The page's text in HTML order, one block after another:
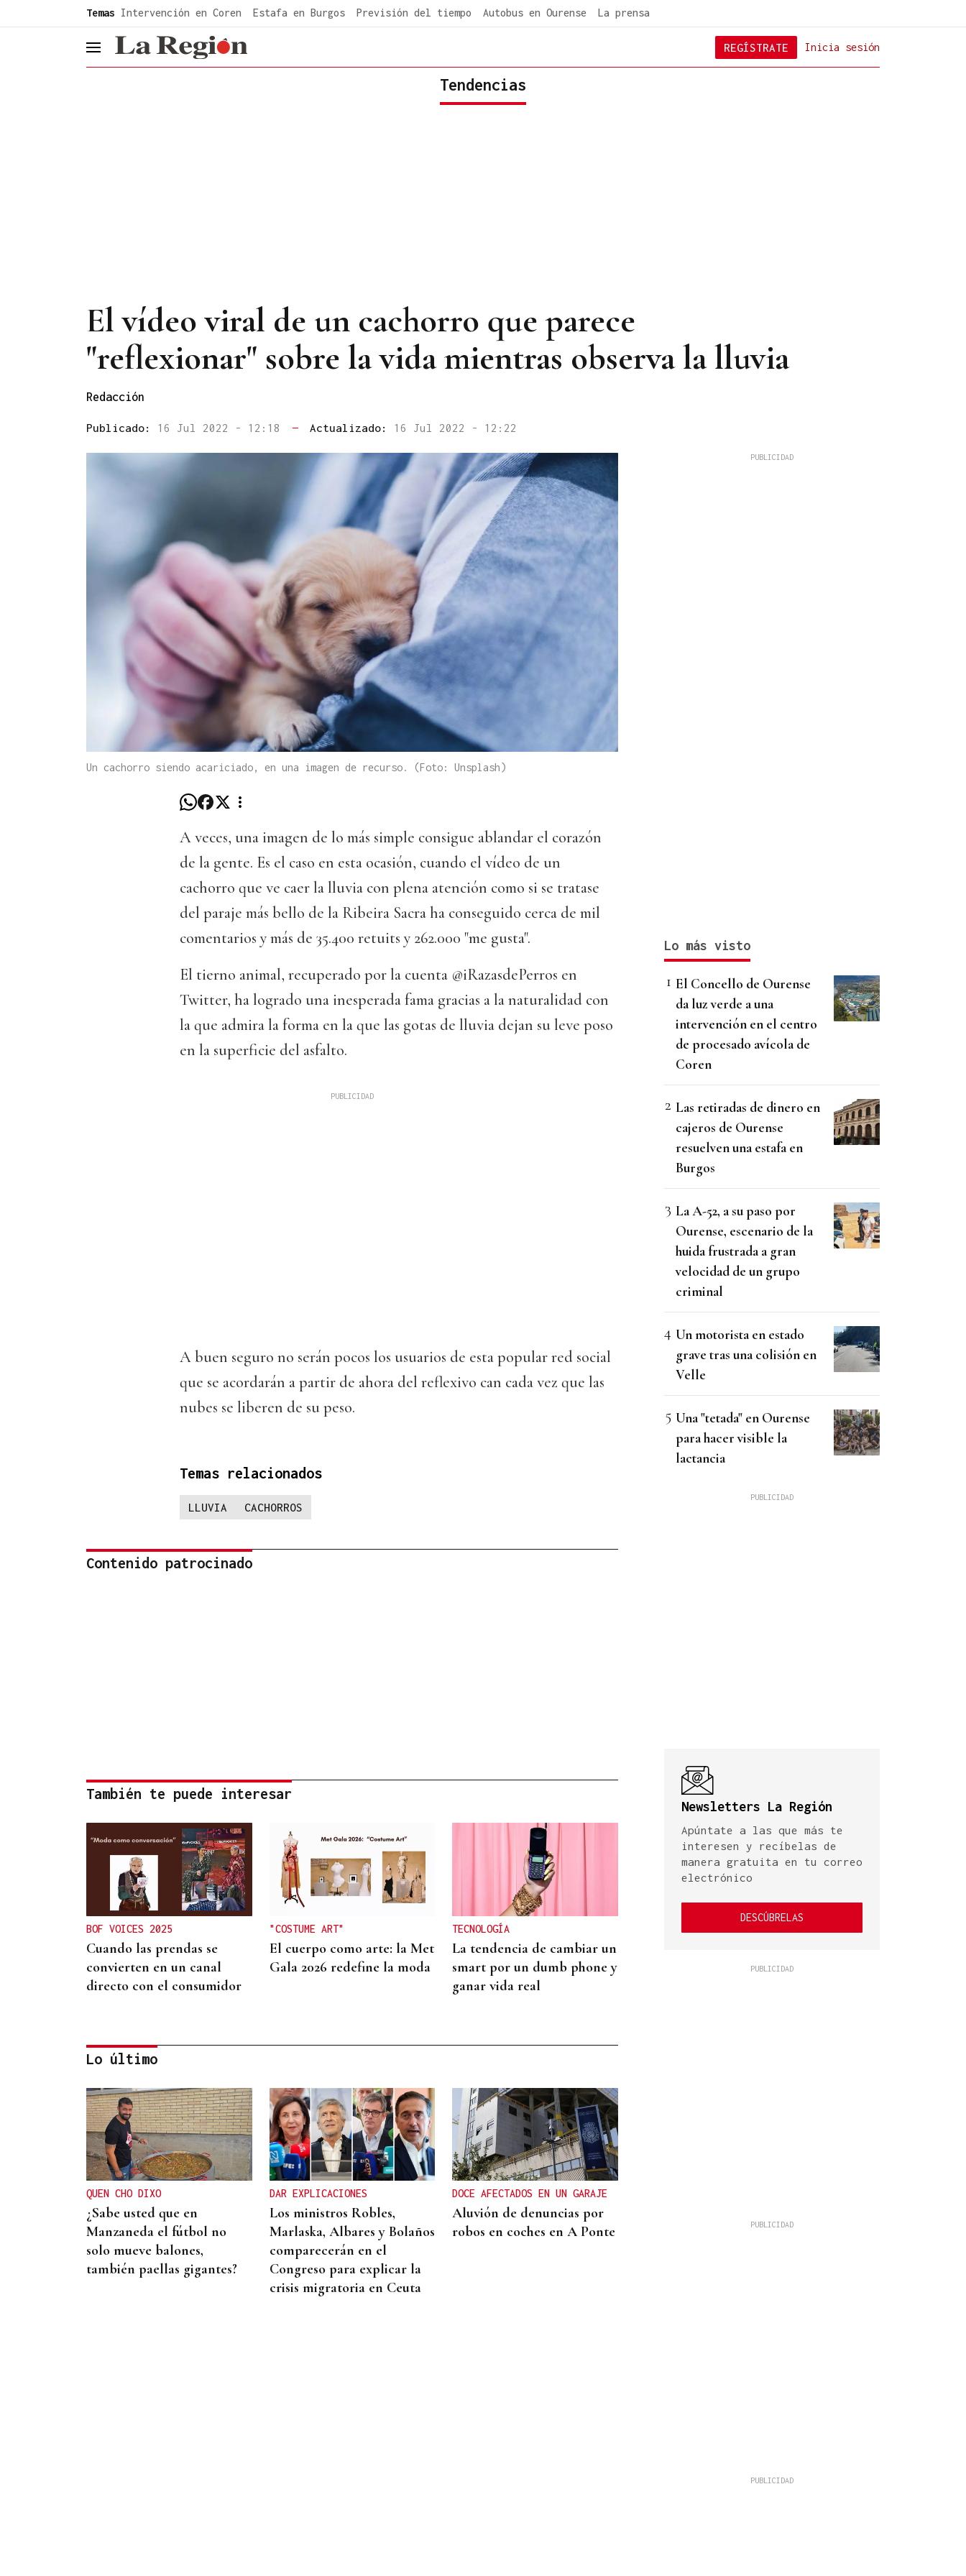
Temas Intervención en Coren Estafa en Burgos Previsión del tiempo Autobus en Ourense La prensa
header.menu.open Inicia sesión
REGÍSTRATE
Tendencias
El vídeo viral de un cachorro que parece
"reflexionar" sobre la vida mientras observa la lluvia
Redacción
Publicado: 16 Jul 2022 - 12:18 — Actualizado: 16 Jul 2022 - 12:22
Un cachorro siendo acariciado, en una imagen de recurso. (Foto: Unsplash)
A veces, una imagen de lo más simple consigue ablandar el corazón
de la gente. Es el caso en esta ocasión, cuando el vídeo de un
cachorro que ve caer la lluvia con plena atención como si se tratase
del paraje más bello de la Ribeira Sacra ha conseguido cerca de mil
comentarios y más de 35.400 retuits y 262.000 "me gusta".
El tierno animal, recuperado por la cuenta @iRazasdePerros en
Twitter, ha logrado una inesperada fama gracias a la naturalidad con
la que admira la forma en la que las gotas de lluvia dejan su leve poso
en la superficie del asfalto.
A buen seguro no serán pocos los usuarios de esta popular red social
que se acordarán a partir de ahora del reflexivo can cada vez que las
nubes se liberen de su peso.
Temas relacionados
LLUVIA CACHORROS
Contenido patrocinado
También te puede interesar
BOF VOICES 2025
Cuando las prendas se
convierten en un canal
directo con el consumidor
"COSTUME ART"
El cuerpo como arte: la Met
Gala 2026 redefine la moda
TECNOLOGÍA
La tendencia de cambiar un
smart por un dumb phone y
ganar vida real
MODA
Black Friday 2025: el (ya no
tan) secreto mejor
guardado del armario de
las que más saben
Lo último
QUEN CHO DIXO
¿Sabe usted que en
Manzaneda el fútbol no
solo mueve balones,
también paellas gigantes?
DAR EXPLICACIONES
Los ministros Robles,
Marlaska, Albares y Bolaños
comparecerán en el
Congreso para explicar la
crisis migratoria en Ceuta
DOCE AFECTADOS EN UN GARAJE
Aluvión de denuncias por
robos en coches en A Ponte
Lo más visto
El Concello de Ourense
da luz verde a una
intervención en el centro
de procesado avícola de
Coren
Las retiradas de dinero en
cajeros de Ourense
resuelven una estafa en
Burgos
La A-52, a su paso por
Ourense, escenario de la
huida frustrada a gran
velocidad de un grupo
criminal
Un motorista en estado
grave tras una colisión en
Velle
Una "tetada" en Ourense
para hacer visible la
lactancia
Newsletters La Región
Apúntate a las que más te
interesen y recíbelas de
manera gratuita en tu correo
electrónico
DESCÚBRELAS